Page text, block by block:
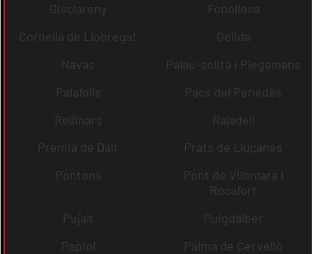
Gisclareny
Fonollosa
Cornellà de Llobregat
Gelida
Navas
Palau-solità i Plegamans
Palafolls
Pacs del Penedès
Rellinars
Rajadell
Premià de Dalt
Prats de Lluçanès
Pontons
Pont de Vilomara i
Rocafort
Pujalt
Puigdàlber
Papiol
Palma de Cervelló